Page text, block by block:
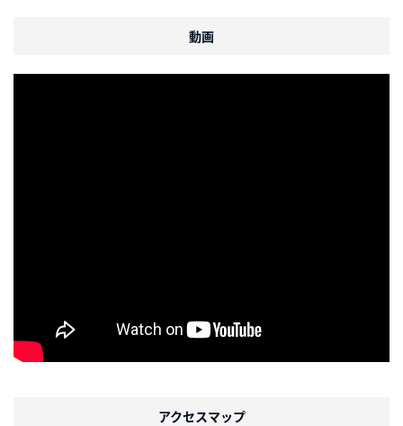
動画
アクセスマップ